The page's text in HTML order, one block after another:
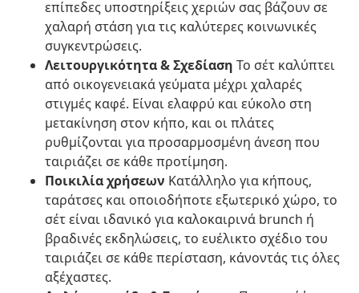
επίπεδες υποστηρίξεις χεριών σας βάζουν σε
χαλαρή στάση για τις καλύτερες κοινωνικές
συγκεντρώσεις.
Λειτουργικότητα & Σχεδίαση Το σέτ καλύπτει
από οικογενειακά γεύματα μέχρι χαλαρές
στιγμές καφέ. Είναι ελαφρύ και εύκολο στη
μετακίνηση στον κήπο, και οι πλάτες
ρυθμίζονται για προσαρμοσμένη άνεση που
ταιριάζει σε κάθε προτίμηση.
Ποικιλία χρήσεων Κατάλληλο για κήπους,
ταράτσες και οποιοδήποτε εξωτερικό χώρο, το
σέτ είναι ιδανικό για καλοκαιρινά brunch ή
βραδινές εκδηλώσεις, το ευέλικτο σχέδιο του
ταιριάζει σε κάθε περίσταση, κάνοντάς τις όλες
αξέχαστες.